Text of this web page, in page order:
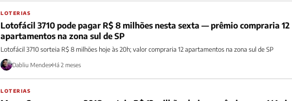
LOTERIAS
Lotofácil 3710 pode pagar R$ 8 milhões nesta sexta — prêmio compraria 12
apartamentos na zona sul de SP
Lotofácil 3710 sorteia R$ 8 milhões hoje às 20h; valor compraria 12 apartamentos na zona sul de SP
Dabliu Mendes Há 2 meses
LOTERIAS